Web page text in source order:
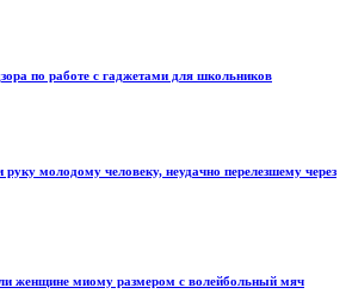
по работе с гаджетами для школьников
молодому человеку, неудачно перелезшему через
женщине миому размером с волейбольный мяч